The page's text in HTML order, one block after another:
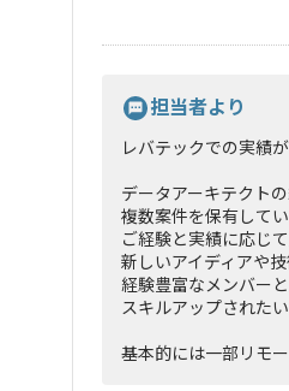
担当者より
レバテックでの実績
データアーキテクト
複数案件を保有してい
ご経験と実績に応じ
新しいアイディアや
経験豊富なメンバー
スキルアップされた
基本的には一部リモ